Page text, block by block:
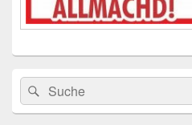
Suchen
nach:
Suchen